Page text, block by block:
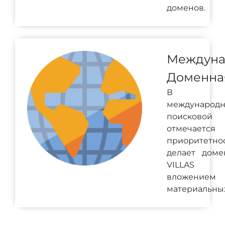
доменов.
В
отмечается
делает
VILLAS
вложением